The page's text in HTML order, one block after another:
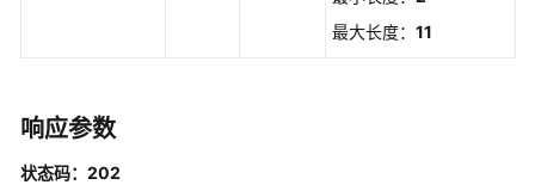
最大长度： 11
响应参数
状态码：202